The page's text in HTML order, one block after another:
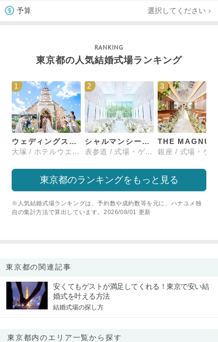
予算 選択してください
東京都の人気結婚式場ランキング
1
ウェディングスホテル・ベルクラシック東京
大塚 / ホテルウエディング
2
シャルマンシーナTOKYO
表参道 / 式場・ゲストハウス
3
東京都のランキングをもっと見る
※人気結婚式場ランキングは、予約数や成約数等を元に、ハナユメ独
自の集計方法で算出しています。2026/08/01 更新
東京都の関連記事
安くてもゲストが満足してくれる！東京で安い結
婚式を叶える方法
結婚式場の探し方
東京都内のエリア一覧から探す